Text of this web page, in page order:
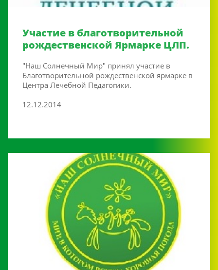
Участие в благотворительной
рождественской Ярмарке ЦЛП.
"Наш Солнечный Мир" принял участие в
Благотворительной рождественской ярмарке в
Центра Лечебной Педагогики.
12.12.2014